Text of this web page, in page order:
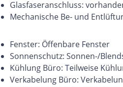
Glasfaseranschluss:
Mechanische Be- und
Fenster: Öffenbare Fenster
Sonnenschutz: Sonnen-/
Kühlung Büro: Teilweise
Verkabelung Büro: